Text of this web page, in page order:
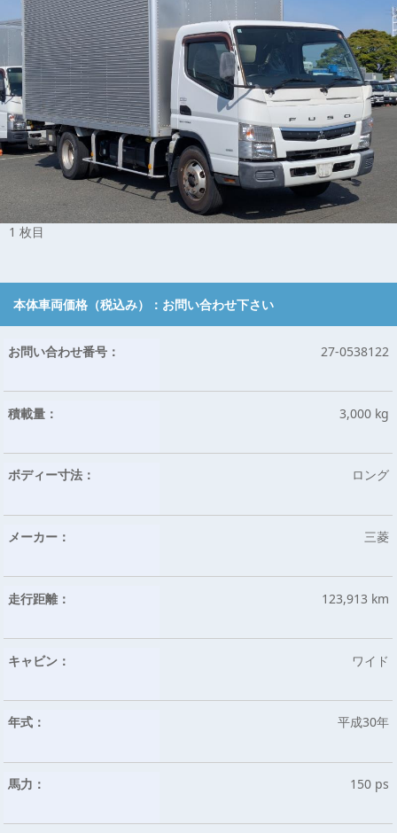
1 枚目
本体車両価格（税込み）： お問い合わせ下さい
お問い合わせ番号： 27-0538122
積載量： 3,000 kg
ボディー寸法： ロング
メーカー： 三菱
走行距離： 123,913 km
キャビン： ワイド
年式： 平成30年
馬力： 150 ps